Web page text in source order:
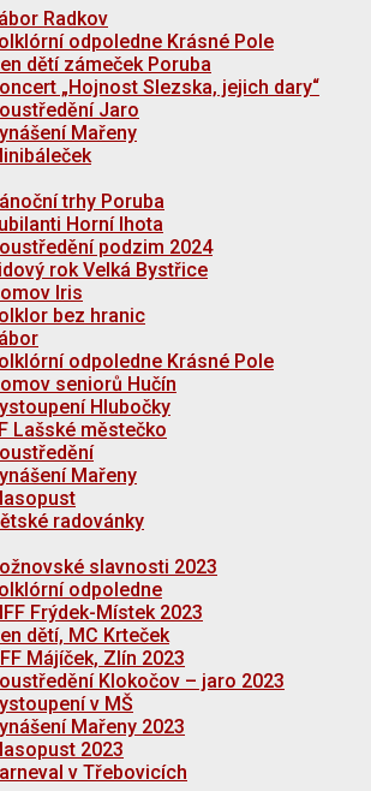
Radkov
odpoledne Krásné Pole
dětí zámeček Poruba
„Hojnost Slezska, jejich dary“
Jaro
Mařeny
trhy Poruba
Horní lhota
podzim 2024
rok Velká Bystřice
Iris
bez hranic
odpoledne Krásné Pole
seniorů Hučín
Hlubočky
Lašské městečko
Mařeny
radovánky
slavnosti 2023
odpoledne
Frýdek-Místek 2023
dětí, MC Krteček
Májíček, Zlín 2023
Klokočov – jaro 2023
v MŠ
Mařeny 2023
2023
v Třebovicích